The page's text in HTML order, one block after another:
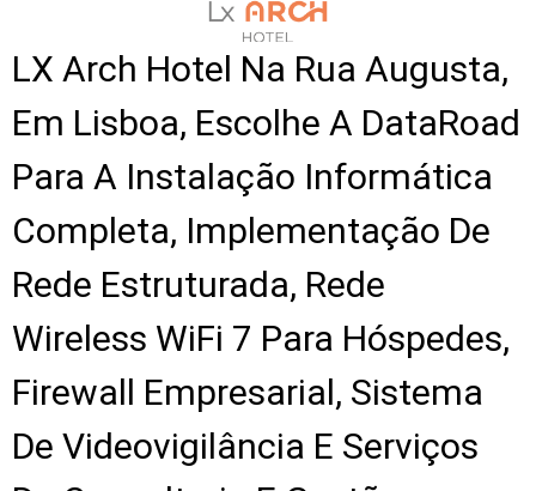
LX Arch Hotel Na Rua Augusta,
Em Lisboa, Escolhe A DataRoad
Para A Instalação Informática
Completa, Implementação De
Rede Estruturada, Rede
Wireless WiFi 7 Para Hóspedes,
Firewall Empresarial, Sistema
De Videovigilância E Serviços